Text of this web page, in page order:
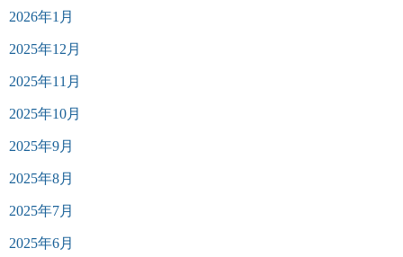
2026年1月
2025年12月
2025年11月
2025年10月
2025年9月
2025年8月
2025年7月
2025年6月